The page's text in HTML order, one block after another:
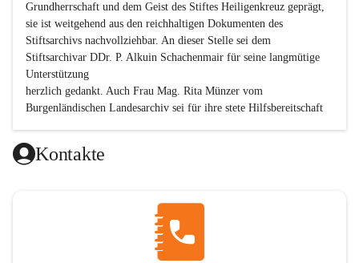
Grundherrschaft und dem Geist des Stiftes Heiligenkreuz geprägt,
sie ist weitgehend aus den reichhaltigen Dokumenten des
Stiftsarchivs nachvollziehbar. An dieser Stelle sei dem
Stiftsarchivar DDr. P. Alkuin Schachenmair für seine langmütige
Unterstützung
herzlich gedankt. Auch Frau Mag. Rita Münzer vom
Burgenländischen Landesarchiv sei für ihre stete Hilfsbereitschaft
Dank gilt den Textautoren dieser Chronik, dem kleinen
Redaktionsteam, für die gute Zusammenarbeit.
gedankt werden, die durch ihre Erinnerungen, Informationen und
durch das Überlassen von Fotos und Dokumenten zum Gesamtbild
dieses Buches wesentlich beigetragen haben.
Kontakte